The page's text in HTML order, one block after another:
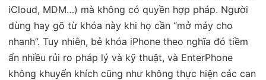
iCloud, MDM…) mà không có quyền hợp pháp. Người
dùng hay gõ từ khóa này khi họ cần “mở máy cho
nhanh”. Tuy nhiên, bẻ khóa iPhone theo nghĩa đó tiềm
ẩn nhiều rủi ro pháp lý và kỹ thuật, và EnterPhone
không khuyến khích cũng như không thực hiện các can